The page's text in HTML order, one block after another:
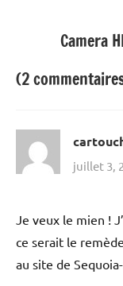
Camera
(2
juillet 3,
Je veux le mien !
ce serait le
au site de